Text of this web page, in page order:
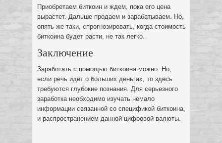
Приобретаем биткоин и ждем, пока его цена
вырастет. Дальше продаем и зарабатываем. Но,
опять же таки, спрогнозировать, когда стоимость
биткоина будет расти, не так легко.
Заключение
Заработать с помощью биткоина можно. Но,
если речь идет о больших деньгах, то здесь
требуются глубокие познания. Для серьезного
заработка необходимо изучать немало
информации связанной со спецификой биткоина,
и распространением данной цифровой валюты.